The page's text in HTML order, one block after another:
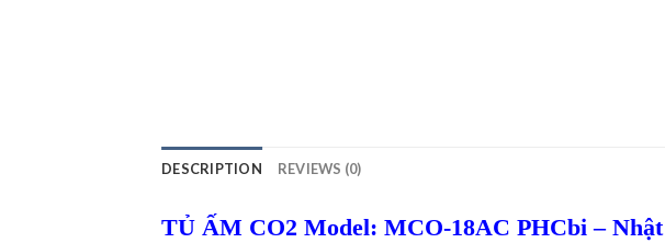
DESCRIPTION REVIEWS (0)
TỦ ẤM CO2 Model: MCO-18AC PHCbi – Nhật